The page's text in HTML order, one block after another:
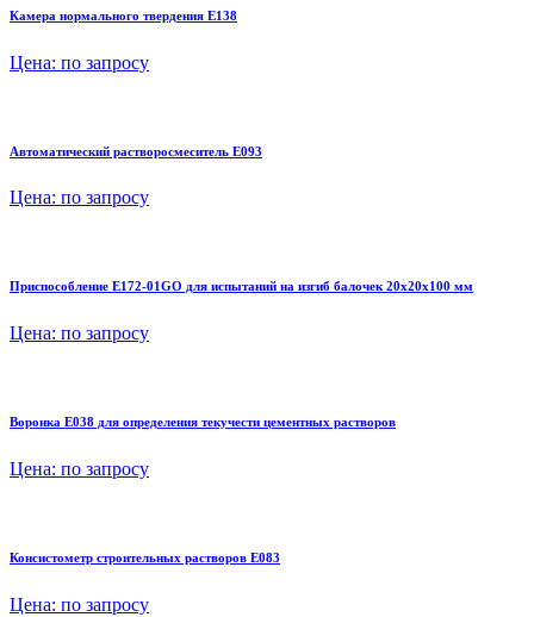
Камера нормального твердения E138
Цена: по запросу
Автоматический растворосмеситель E093
Цена: по запросу
Приспособление E172-01GO для испытаний на изгиб балочек 20x20x100 мм
Цена: по запросу
Воронка E038 для определения текучести цементных растворов
Цена: по запросу
Консистометр строительных растворов E083
Цена: по запросу